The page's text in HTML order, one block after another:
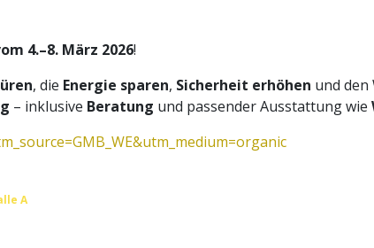
4.–8. März 2026!
, die Energie sparen, Sicherheit erhöhen und den
– inklusive Beratung und passender Ausstattung wie
A